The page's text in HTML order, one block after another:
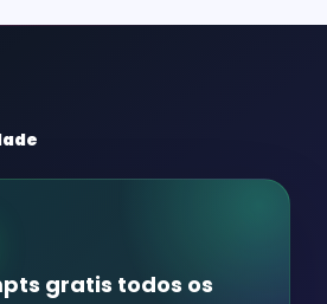
gratis todos os